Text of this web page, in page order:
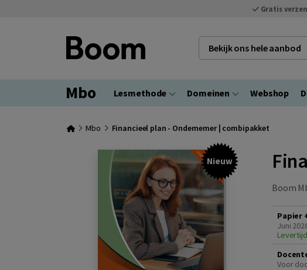
Gratis
Bekijk ons hele aanbod
Mbo Lesmethode Domeinen Webshop
Mbo Financieel plan - Ondernemer | combipakket
Boom
Nieuw
Papier
Juni
Voor